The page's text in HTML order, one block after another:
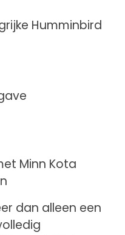
Humminbird
Minn Kota
dan alleen een